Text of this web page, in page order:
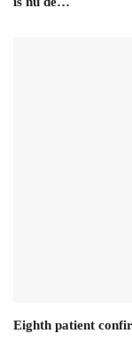
Eighth patient